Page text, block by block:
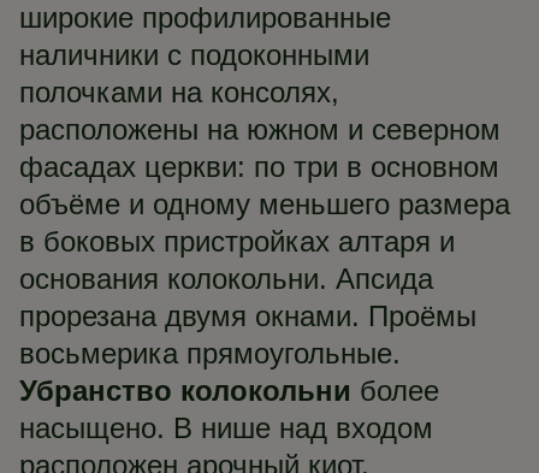
широкие профилированные
наличники с подоконными
полочками на консолях,
расположены на южном и северном
фасадах церкви: по три в основном
объёме и одному меньшего размера
в боковых пристройках алтаря и
основания колокольни. Апсида
прорезана двумя окнами. Проёмы
восьмерика прямоугольные.
Убранство колокольни более
насыщено. В нише над входом
расположен арочный киот,